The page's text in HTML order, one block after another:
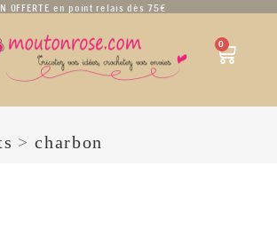
OFFERTE en point relais dès 75€
0
> charbon